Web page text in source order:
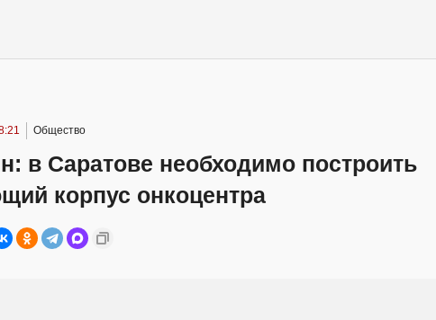
Общество
в Саратове необходимо построить
корпус онкоцентра